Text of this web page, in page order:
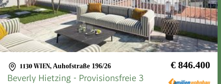
1130 WIEN, Auhofstraße 196/26 € 846.400
Beverly Hietzing - Provisionsfreie 3